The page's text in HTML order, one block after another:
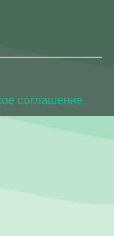
соглашение